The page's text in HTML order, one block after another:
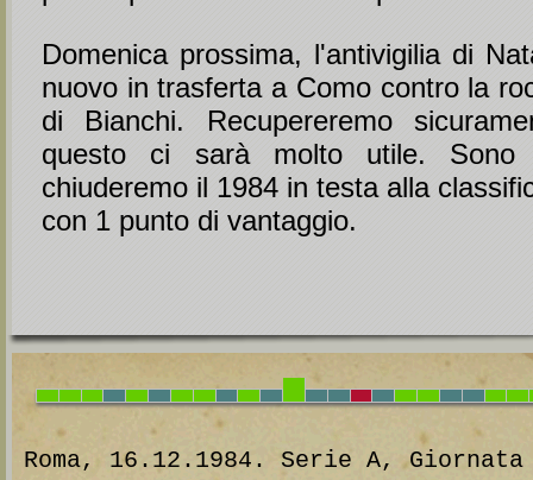
Domenica prossima, l'antivigilia di
nuovo in trasferta a Como contro la
di Bianchi. Recupereremo
questo ci sarà molto utile. Sono
chiuderemo il 1984 in testa alla
con 1 punto di vantaggio.
Roma, 16.12.1984. Serie A, Giornata